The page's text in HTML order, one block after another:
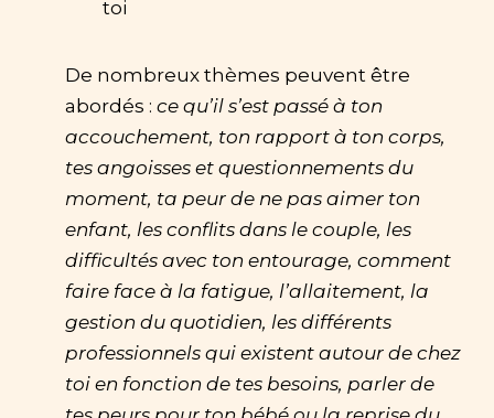
toi
De nombreux thèmes peuvent être
abordés :ce qu’il s’est passé à ton
accouchement, ton rapport à ton corps,
tes angoisses et questionnements du
moment, ta peur de ne pas aimer ton
enfant, les conflits dans le couple, les
difficultés avec ton entourage, comment
faire face à la fatigue, l’allaitement, la
gestion du quotidien, les différents
professionnels qui existent autour de chez
toi en fonction de tes besoins, parler de